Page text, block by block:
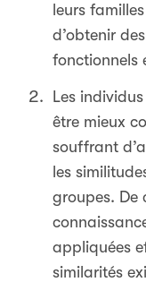
leurs
d’obtenir
fonctionnels
Les
être mieux
souffrant
les
groupes. De
appliquées
similarités